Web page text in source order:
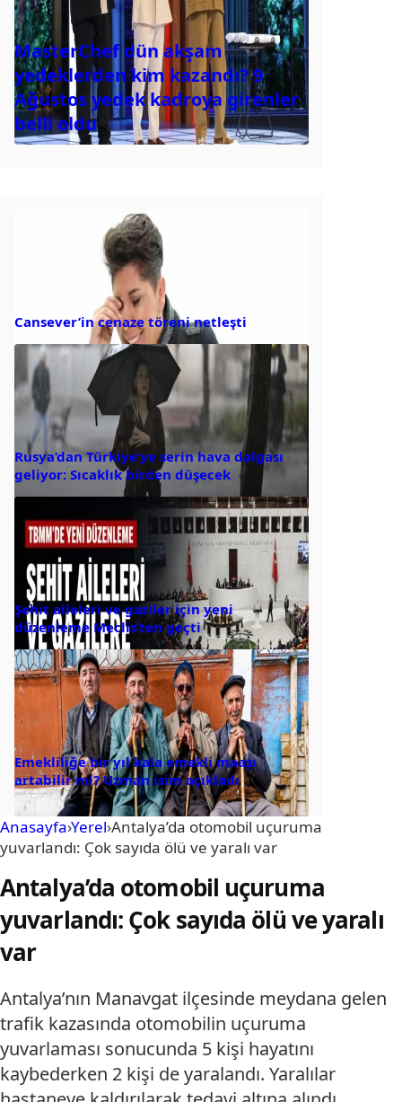
MasterChef dün akşam
yedeklerden kim kazandı? 9
Ağustos yedek kadroya girenler
belli oldu
Cansever’in cenaze töreni netleşti
Rusya’dan Türkiye’ye serin hava dalgası
geliyor: Sıcaklık birden düşecek
Şehit aileleri ve gaziler için yeni
düzenleme Meclis’ten geçti
Emekliliğe bir yıl kala emekli maaşı
artabilir mi? Uzman isim açıkladı
Anasayfa›Yerel›Antalya’da otomobil uçuruma
yuvarlandı: Çok sayıda ölü ve yaralı var
Antalya’da otomobil uçuruma
yuvarlandı: Çok sayıda ölü ve yaralı
var
Antalya’nın Manavgat ilçesinde meydana gelen
trafik kazasında otomobilin uçuruma
yuvarlaması sonucunda 5 kişi hayatını
kaybederken 2 kişi de yaralandı. Yaralılar